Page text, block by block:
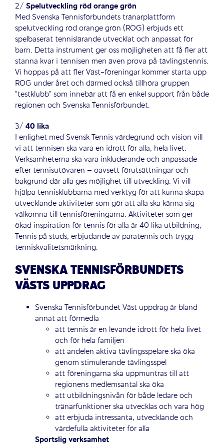
2/ Spelutveckling röd orange grön
Med Svenska Tennisförbundets tränarplattform
spelutveckling röd orange grön (ROG) erbjuds ett
spelbaserat tennislärande utvecklat och anpassat för
barn. Detta instrument ger oss möjligheten att få fler att
stanna kvar i tennisen men även prova på tävlingstennis.
Vi hoppas på att fler Väst-föreningar kommer starta upp
ROG under året och därmed också tillhöra gruppen
”testklubb” som innebär att få en enkel support från både
regionen och Svenska Tennisförbundet.
3/ 40 lika
I enlighet med Svensk Tennis värdegrund och vision vill
vi att tennisen ska vara en idrott för alla, hela livet.
Verksamheterna ska vara inkluderande och anpassade
efter tennisutövaren – oavsett förutsättningar och
bakgrund där alla ges möjlighet till utveckling. Vi vill
hjälpa tennisklubbarna med verktyg för att kunna skapa
utvecklande aktiviteter som gör att alla ska känna sig
välkomna till tennisföreningarna. Aktiviteter som ger
ökad inspiration för tennis för alla är 40 lika utbildning,
Tennis på studs, erbjudande av paratennis och trygg
tenniskvalitetsmärkning.
SVENSKA TENNISFÖRBUNDETS
VÄSTS UPPDRAG
Svenska Tennisförbundet Väst uppdrag är bland
annat att förmedla
att tennis är en levande idrott för hela livet
och för hela familjen
att andelen aktiva tävlingsspelare ska öka
genom stimulerande tävlingsspel
att föreningarna ska uppmuntras till att
regionens medlemsantal ska öka
att utbildningsnivån för både ledare och
tränarfunktioner ska utvecklas och vara hög
att erbjuda intressanta, utvecklande och
värdefulla aktiviteter för alla
Sportslig verksamhet